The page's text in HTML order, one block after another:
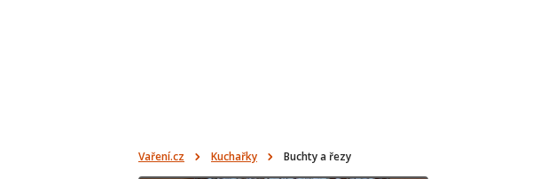
Vaření.cz Kuchařky Buchty a řezy